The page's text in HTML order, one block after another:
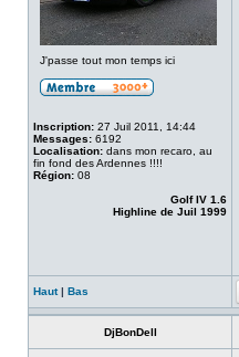
J'passe tout mon temps ici
Inscription: 27 Juil 2011, 14:44
Messages: 6192
Localisation: dans mon recaro, au
fin fond des Ardennes !!!!
Région: 08
Golf IV 1.6
Highline de Juil 1999
Haut| Bas
DjBonDell